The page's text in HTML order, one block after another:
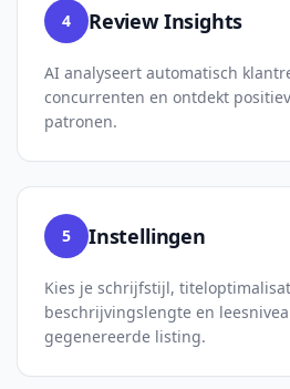
4 Review Insights
AI analyseert automatisch
concurrenten en ontdekt
patronen.
5 Instellingen
Kies je schrijfstijl,
beschrijvingslengte en
gegenereerde listing.